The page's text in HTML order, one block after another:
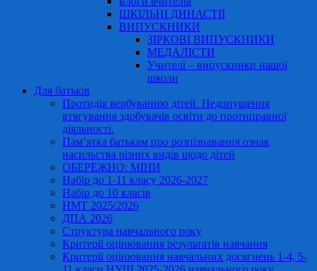
ШКІЛЬНІ ДИНАСТІЇ
ВИПУСКНИКИ
ЗІРКОВІ ВИПУСКНИКИ
МЕДАЛІСТИ
Учителі – випускники нашої
школи
Для батьків
Протидія вербуванню дітей. Недопущення
втягування здобувачів освіти до протиправної
діяльності.
Пам’ятка батькам про розпізнавання ознак
насильства різних видів щодо дітей
ОБЕРЕЖНО: МІНИ
Набір до 1-11 класу 2026-2027
Набір до 10 класів
НМТ 2025/2026
ДПА 2026
Структура навчального року
Критерії оцінювання результатів навчання
Критерії оцінювання навчальних досягнень 1-4, 5-